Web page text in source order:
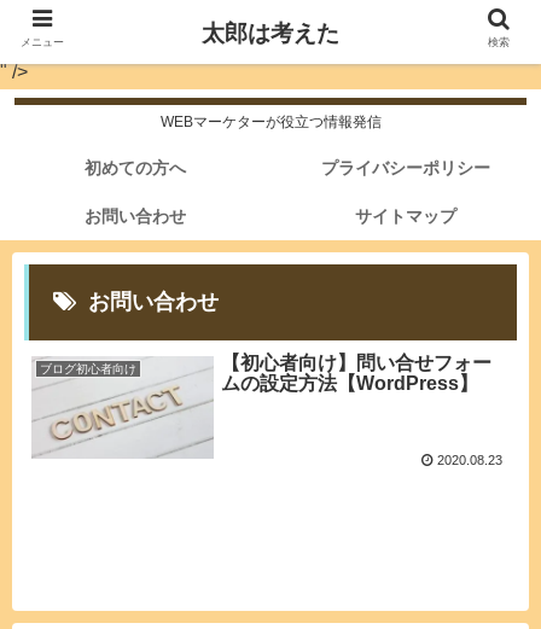
" />
WEBマーケターが役立つ情報発信
初めての方へ プライバシーポリシー
お問い合わせ サイトマップ
お問い合わせ
ブログ初心者向け
【初心者向け】問い合せフォー
ムの設定方法【WordPress】
2020.08.23
メニュー 太郎は考えた 検索